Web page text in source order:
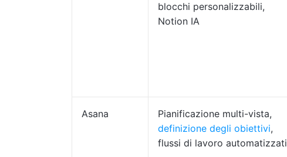
blocchi personalizzabili,
Notion IA
Asana
Pianificazione multi-vista,
definizione degli obiettivi,
flussi di lavoro automatizzati